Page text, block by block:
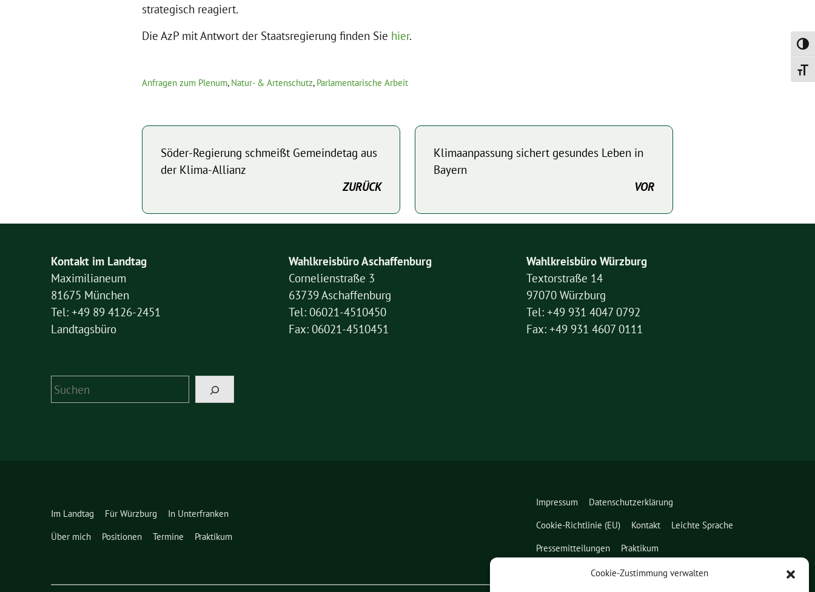
Cookie-Zustimmung verwalten
strategisch reagiert.
Die AzP mit Antwort der Staatsregierung finden Sie hier.
Anfragen zum Plenum, Natur- & Artenschutz, Parlamentarische Arbeit
Söder-Regierung schmeißt Gemeindetag aus
der Klima-Allianz
ZURÜCK
Klimaanpassung sichert gesundes Leben in
Bayern
VOR
Kontakt im Landtag
Maximilianeum
81675 München
Tel: +49 89 4126-2451
Landtagsbüro
Wahlkreisbüro Aschaffenburg
Cornelienstraße 3
63739 Aschaffenburg
Tel: 06021-4510450
Fax: 06021-4510451
Wahlkreisbüro Würzburg
Textorstraße 14
97070 Würzburg
Tel: +49 931 4047 0792
Fax: +49 931 4607 0111
Suchen
Im Landtag Für Würzburg
In Unterfranken
Über mich
Positionen Termine Praktikum
Impressum
Datenschutzerklärung
Cookie-Richtlinie (EU)
Kontakt
Leichte Sprache
Pressemitteilungen
Praktikum